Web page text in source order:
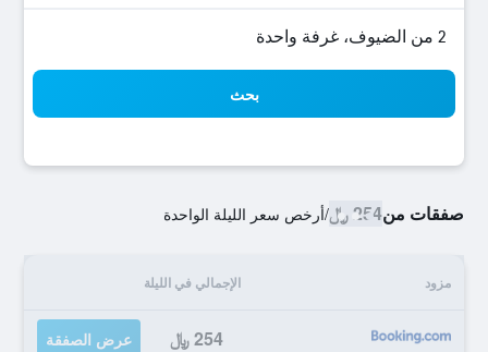
2 من الضيوف، غرفة واحدة
بحث
صفقات من254 ﷼ /أرخص سعر الليلة الواحدة
مزود الإجمالي في الليلة
254 ﷼ عرض الصفقة